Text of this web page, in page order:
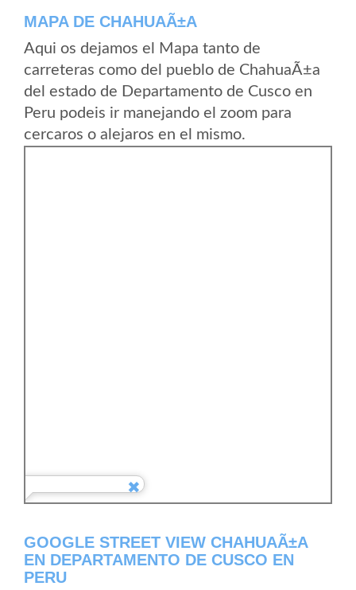
MAPA DE CHAHUAÃ±A
Aqui os dejamos el Mapa tanto de
carreteras como del pueblo de ChahuaÃ±a
del estado de Departamento de Cusco en
Peru podeis ir manejando el zoom para
cercaros o alejaros en el mismo.
GOOGLE STREET VIEW CHAHUAÃ±A
EN DEPARTAMENTO DE CUSCO EN
PERU